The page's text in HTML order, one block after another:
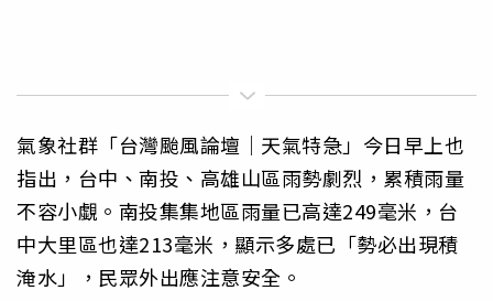
氣象社群「台灣颱風論壇｜天氣特急」今日早上也
指出，台中、南投、高雄山區雨勢劇烈，累積雨量
不容小覷。南投集集地區雨量已高達249毫米，台
中大里區也達213毫米，顯示多處已「勢必出現積
淹水」，民眾外出應注意安全。